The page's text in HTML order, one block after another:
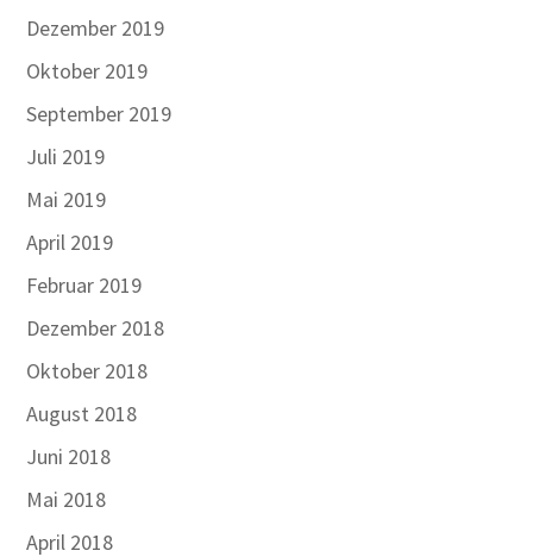
Dezember 2019
Oktober 2019
September 2019
Juli 2019
Mai 2019
April 2019
Februar 2019
Dezember 2018
Oktober 2018
August 2018
Juni 2018
Mai 2018
April 2018